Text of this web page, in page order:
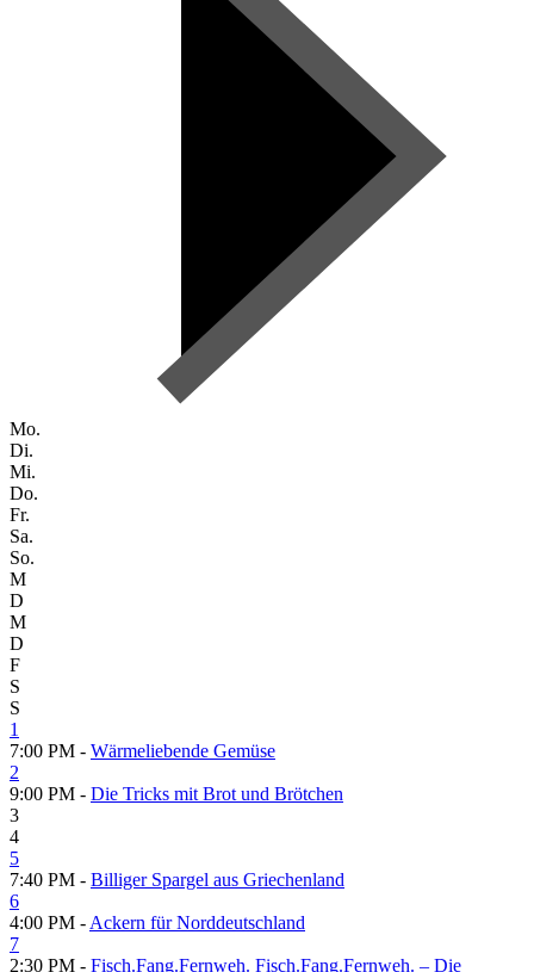
Mo.
Di.
Mi.
Do.
Fr.
Sa.
So.
M
D
M
D
F
S
S
1
7:00 PM - Wärmeliebende Gemüse
2
9:00 PM - Die Tricks mit Brot und Brötchen
3
4
5
7:40 PM - Billiger Spargel aus Griechenland
6
4:00 PM - Ackern für Norddeutschland
7
2:30 PM - Fisch.Fang.Fernweh. Fisch.Fang.Fernweh. – Die